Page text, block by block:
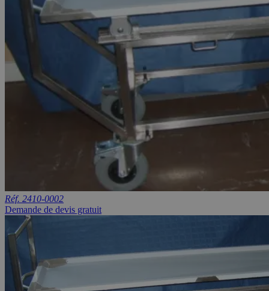
Réf. 2410-0002
Demande de devis gratuit